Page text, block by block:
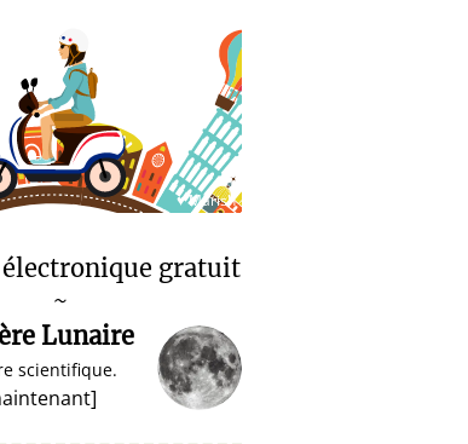
♥ Marish
gratuit
~
Lunaire
scientifique.
]